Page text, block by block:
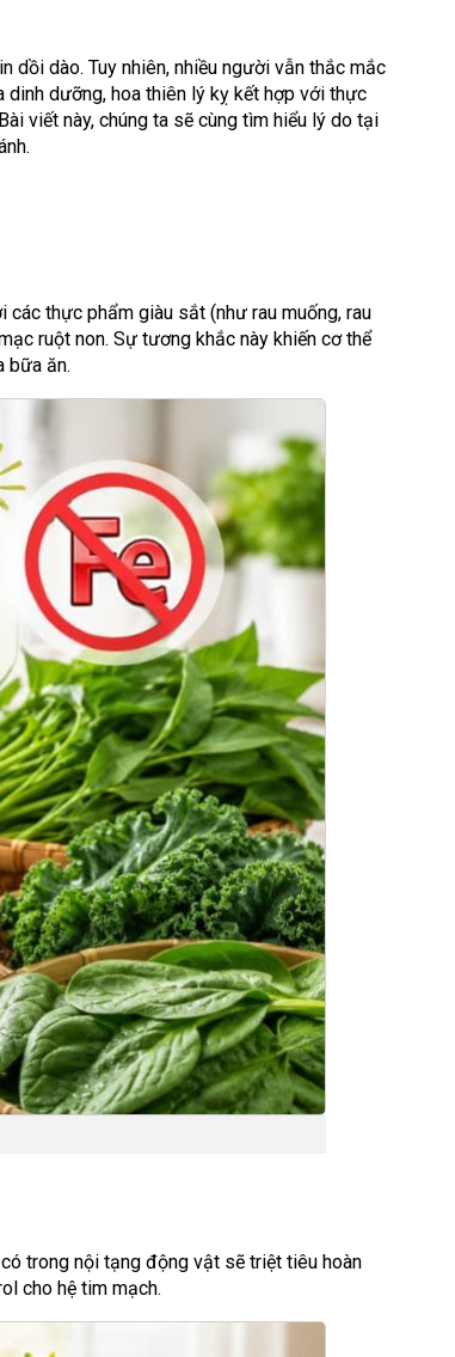
dồi dào. Tuy nhiên, nhiều người vẫn thắc mắc
dưỡng, hoa thiên lý kỵ kết hợp với thực
viết này, chúng ta sẽ cùng tìm hiểu lý do tại
thực phẩm giàu sắt (như rau muống, rau
ruột non. Sự tương khắc này khiến cơ thể
bữa ăn.
trong nội tạng động vật sẽ triệt tiêu hoàn
cho hệ tim mạch.